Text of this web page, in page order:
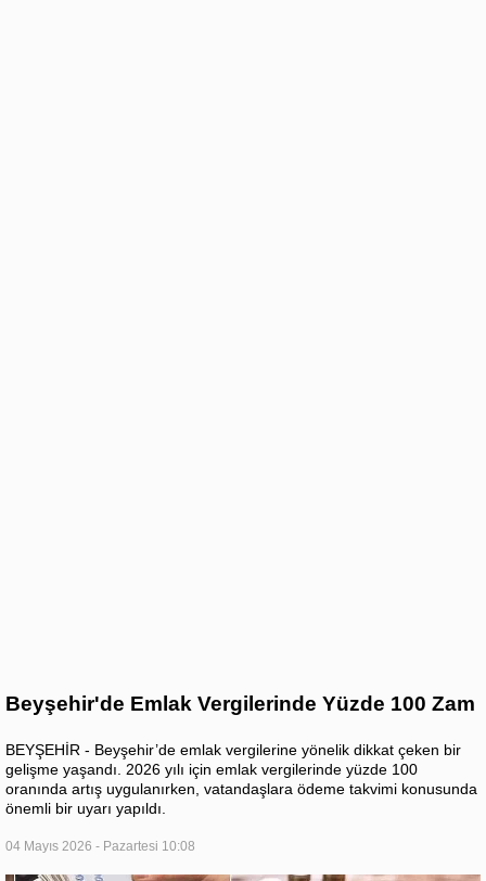
Beyşehir'de Emlak Vergilerinde Yüzde 100 Zam
BEYŞEHİR - Beyşehir’de emlak vergilerine yönelik dikkat çeken bir
gelişme yaşandı. 2026 yılı için emlak vergilerinde yüzde 100
oranında artış uygulanırken, vatandaşlara ödeme takvimi konusunda
önemli bir uyarı yapıldı.
04 Mayıs 2026 - Pazartesi 10:08